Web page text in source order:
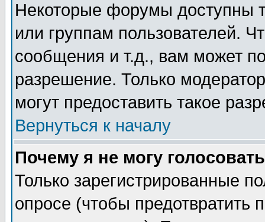
Некоторые форумы доступны
или группам пользователей.
сообщения и т.д., вам может
разрешение. Только
могут предоставить такое
Вернуться к началу
Почему я не могу
Только зарегистрированные
опросе (чтобы предотвратить